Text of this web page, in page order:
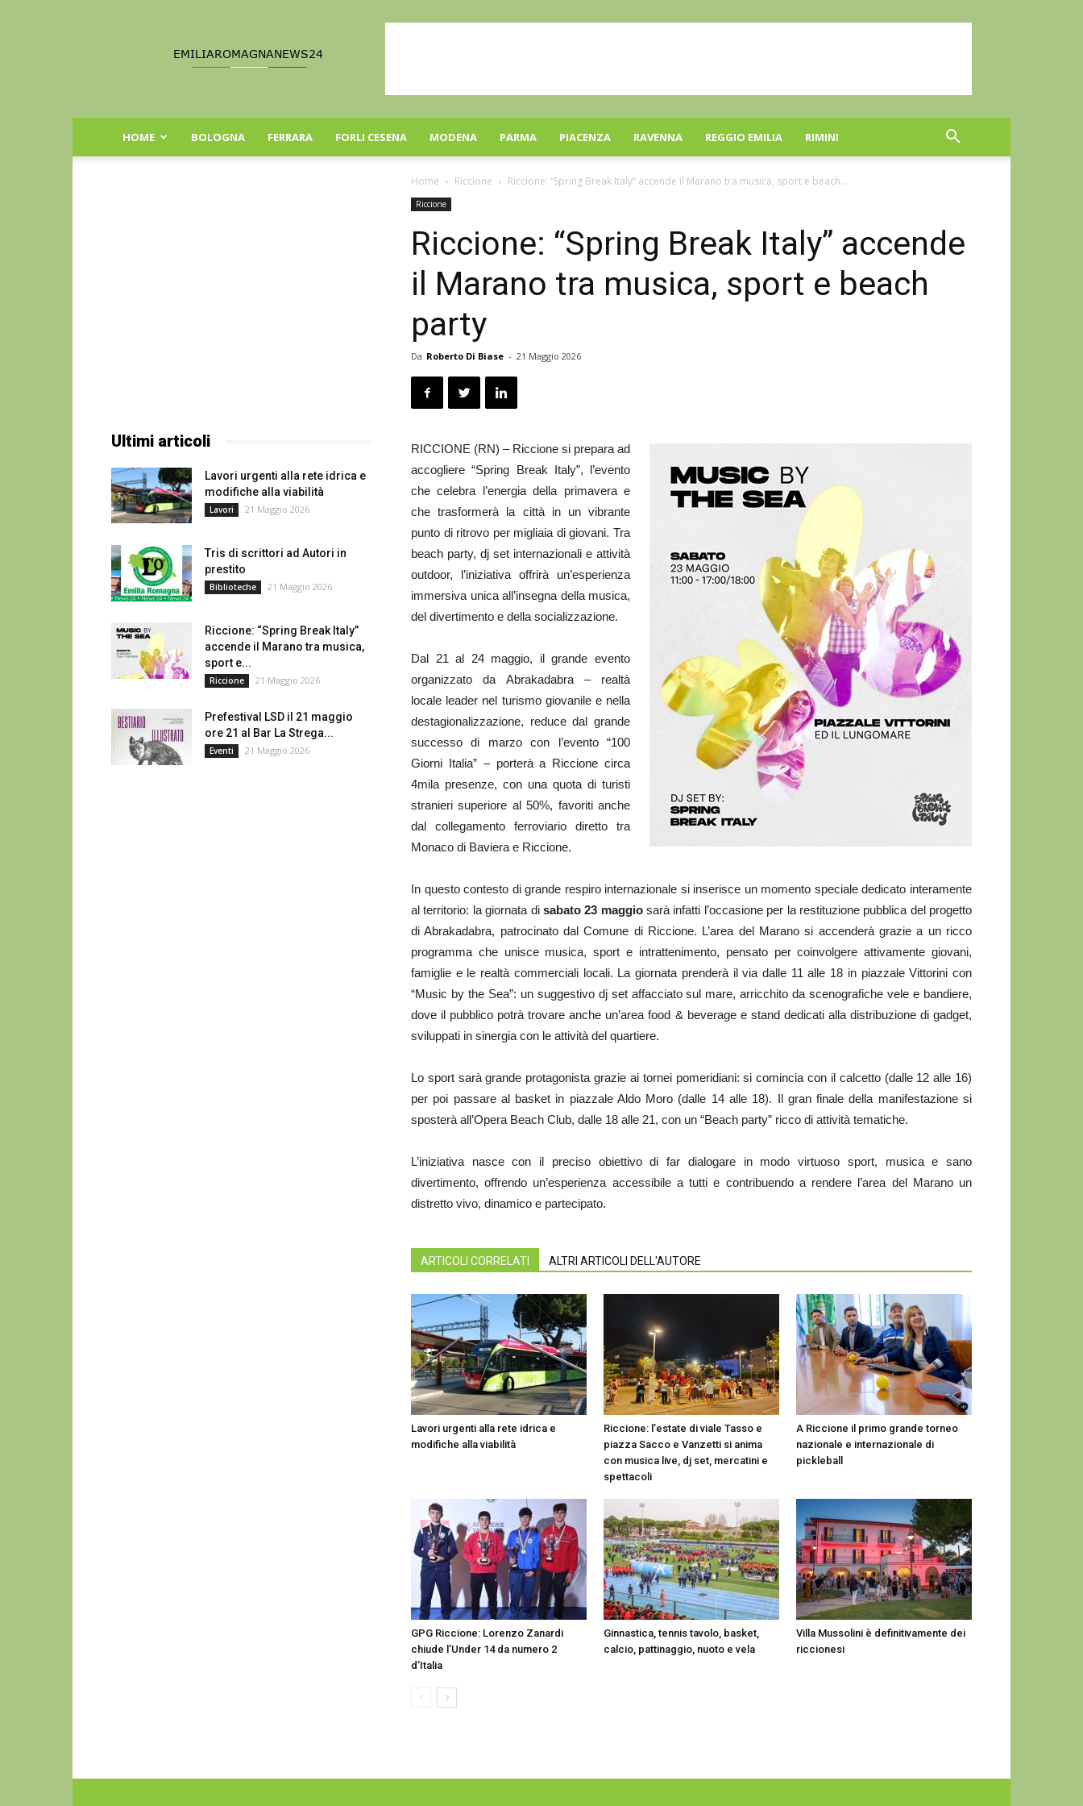
Romagna
HOME BOLOGNA FERRARA FORLI CESENA MODENA PARMA PIACENZA RAVENNA REGGIO EMILIA RIMINI
Home Riccione Riccione: “Spring Break Italy” accende il Marano tra musica, sport e beach...
Riccione
Riccione: “Spring Break Italy” accende
il Marano tra musica, sport e beach
party
Da Roberto Di Biase - 21 Maggio 2026
RICCIONE (RN) – Riccione si prepara ad
accogliere “Spring Break Italy”, l’evento
che celebra l’energia della primavera e
che trasformerà la città in un vibrante
punto di ritrovo per migliaia di giovani. Tra
beach party, dj set internazionali e attività
outdoor, l’iniziativa offrirà un’esperienza
immersiva unica all’insegna della musica,
del divertimento e della socializzazione.
Dal 21 al 24 maggio, il grande evento
organizzato da Abrakadabra – realtà
locale leader nel turismo giovanile e nella
destagionalizzazione, reduce dal grande
successo di marzo con l’evento “100
Giorni Italia” – porterà a Riccione circa
4mila presenze, con una quota di turisti
stranieri superiore al 50%, favoriti anche
dal collegamento ferroviario diretto tra
Monaco di Baviera e Riccione.
In questo contesto di grande respiro internazionale si inserisce un momento speciale dedicato interamente
al territorio: la giornata di sabato 23 maggiosarà infatti l’occasione per la restituzione pubblica del progetto
di Abrakadabra, patrocinato dal Comune di Riccione. L’area del Marano si accenderà grazie a un ricco
programma che unisce musica, sport e intrattenimento, pensato per coinvolgere attivamente giovani,
famiglie e le realtà commerciali locali. La giornata prenderà il via dalle 11 alle 18 in piazzale Vittorini con
“Music by the Sea”: un suggestivo dj set affacciato sul mare, arricchito da scenografiche vele e bandiere,
dove il pubblico potrà trovare anche un’area food & beverage e stand dedicati alla distribuzione di gadget,
sviluppati in sinergia con le attività del quartiere.
Lo sport sarà grande protagonista grazie ai tornei pomeridiani: si comincia con il calcetto (dalle 12 alle 16)
per poi passare al basket in piazzale Aldo Moro (dalle 14 alle 18). Il gran finale della manifestazione si
sposterà all’Opera Beach Club, dalle 18 alle 21, con un “Beach party” ricco di attività tematiche.
L’iniziativa nasce con il preciso obiettivo di far dialogare in modo virtuoso sport, musica e sano
divertimento, offrendo un’esperienza accessibile a tutti e contribuendo a rendere l’area del Marano un
distretto vivo, dinamico e partecipato.
ARTICOLI CORRELATI ALTRI ARTICOLI DELL'AUTORE
​Lavori urgenti alla rete idrica e
modifiche alla viabilità
Riccione: l’estate di viale Tasso e
piazza Sacco e Vanzetti si anima
con musica live, dj set, mercatini e
spettacoli
A Riccione il primo grande torneo
nazionale e internazionale di
pickleball
GPG Riccione: Lorenzo Zanardi
chiude l’Under 14 da numero 2
d’Italia
Ginnastica, tennis tavolo, basket,
calcio, pattinaggio, nuoto e vela
Villa Mussolini è definitivamente dei
riccionesi
Ultimi articoli
​Lavori urgenti alla rete idrica e
modifiche alla viabilità
Lavori 21 Maggio 2026
Tris di scrittori ad Autori in
prestito
Biblioteche 21 Maggio 2026
Riccione: “Spring Break Italy”
accende il Marano tra musica,
sport e...
Riccione 21 Maggio 2026
Prefestival LSD il 21 maggio
ore 21 al Bar La Strega...
Eventi 21 Maggio 2026